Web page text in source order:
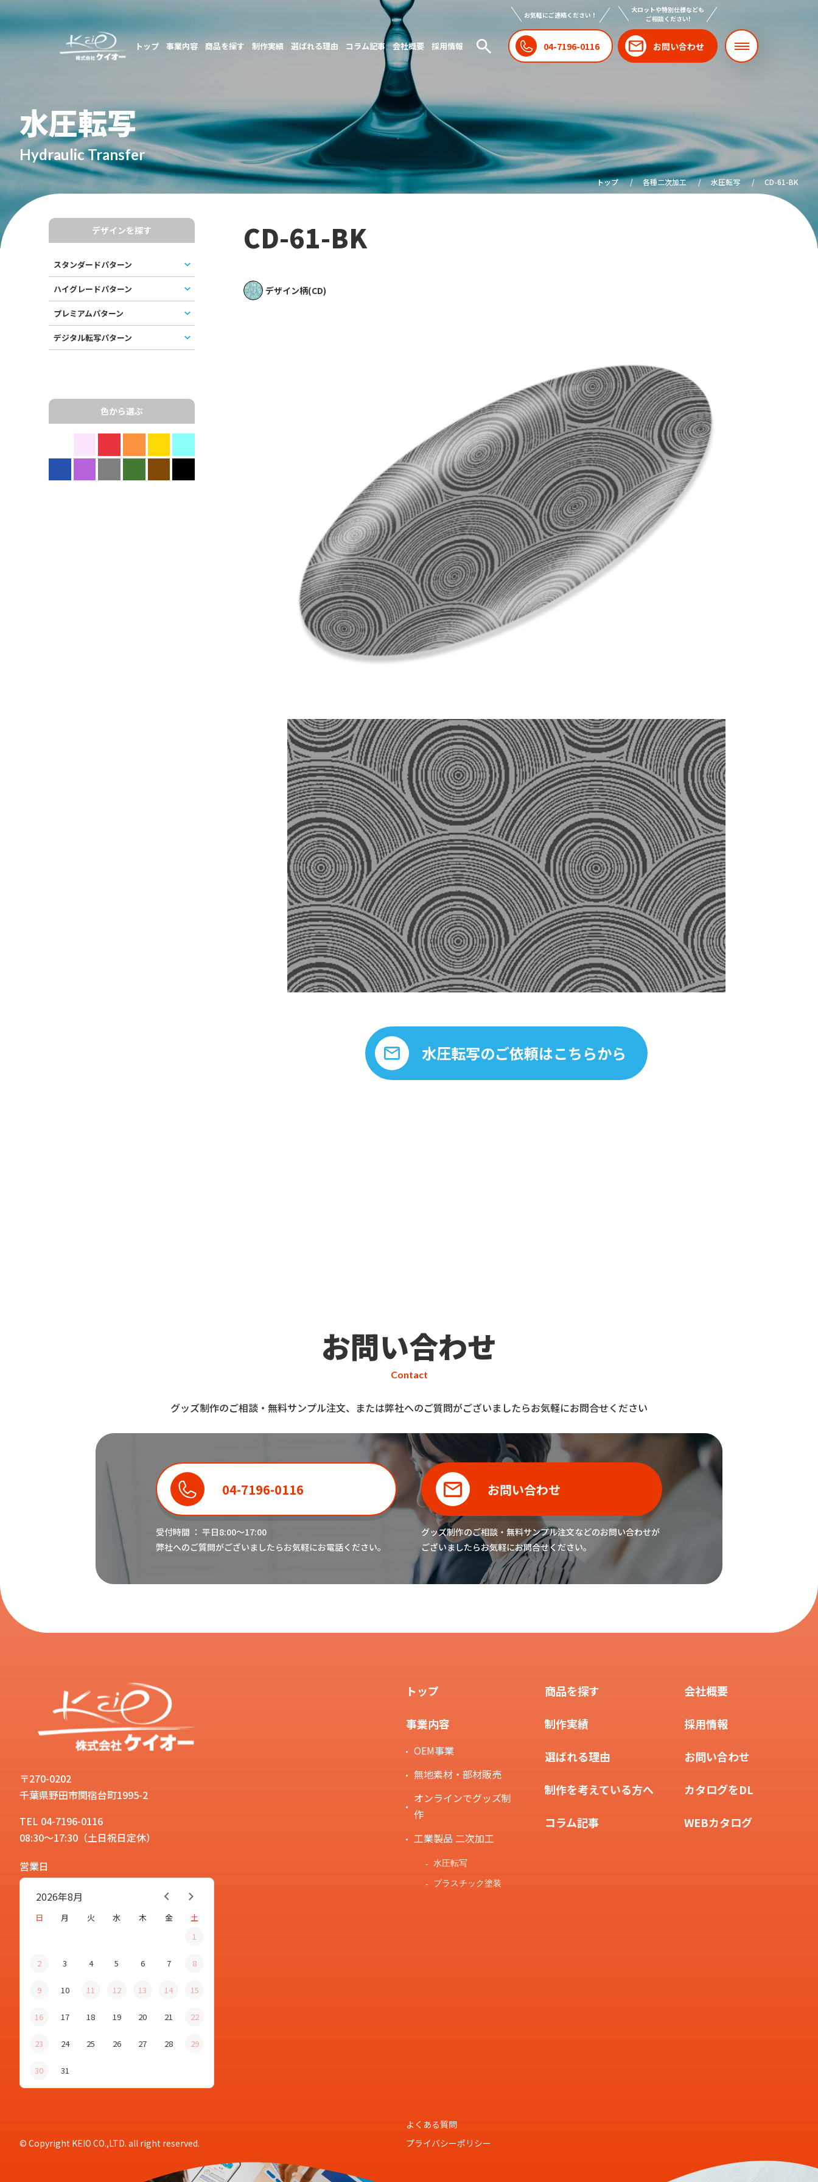
トップ 事業内容 商品を探す 制作実績 選ばれる理由 コラム記事 会社概要 採用情報
お気軽にご連絡ください！
04-7196-0116
大ロットや特別仕様なども
ご相談ください!
お問い合わせ
水圧転写
Hydraulic Transfer
トップ 各種二次加工 水圧転写 CD-61-BK
デザインを探す
スタンダードパターン
ハイグレードパターン
プレミアムパターン
デジタル転写パターン
色から選ぶ
CD-61-BK
デザイン柄(CD)
水圧転写のご依頼はこちらから
お問い合わせ
Contact
グッズ制作のご相談・無料サンプル注文、または弊社へのご質問がございましたらお気軽にお問合せください
04-7196-0116
受付時間 ： 平日8:00〜17:00
弊社へのご質問がございましたらお気軽にお電話ください。
お問い合わせ
グッズ制作のご相談・無料サンプル注文などのお問い合わせが
ございましたらお気軽にお問合せください。
〒270-0202
千葉県野田市関宿台町1995-2
TEL 04-7196-0116
08:30～17:30（土日祝日定休）
営業日
8月
2026年
日 月 火 水 木 金
土
1
2 3 4 5 6 7 8
9 10 11 12 13 14 15
16 17 18 19 20 21 22
23 24 25 26 27 28 29
30 31
トップ
事業内容
OEM事業
無地素材・部材販売
オンラインでグッズ制
作
工業製品 二次加工
水圧転写
プラスチック塗装
商品を探す
制作実績
選ばれる理由
制作を考えている方へ
コラム記事
会社概要
採用情報
お問い合わせ
カタログをDL
WEBカタログ
よくある質問
プライバシーポリシー
© Copyright KEIO CO.,LTD. all right reserved.